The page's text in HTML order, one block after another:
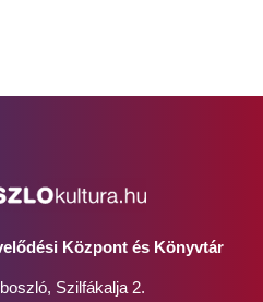
Központ és Könyvtár
Szilfákalja 2.